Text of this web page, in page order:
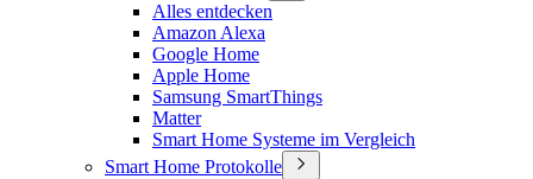
Alles entdecken
Amazon Alexa
Google Home
Apple Home
Samsung SmartThings
Matter
Smart Home Systeme im Vergleich
Smart Home Protokolle